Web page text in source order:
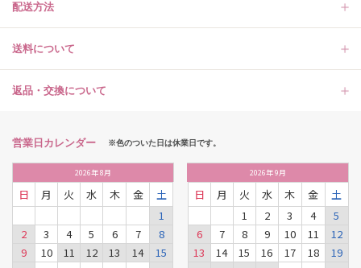
配送方法
送料について
返品・交換について
営業日カレンダー ※色のついた日は休業日です。
2026年8月
日 月 火 水 木 金
土
1
2
3 4 5 6 7
8
9
10 11 12 13 14
15
2026年9月
日 月 火 水 木 金
土
1
2 3 4
5
6
7 8 9 10 11
12
13
14 15 16 17 18
19